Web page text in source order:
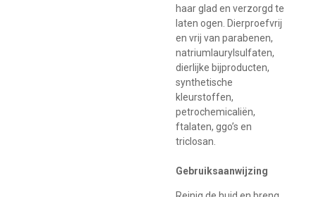
haar glad en verzorgd te
laten ogen. Dierproefvrij
en vrij van parabenen,
natriumlaurylsulfaten,
dierlijke bijproducten,
synthetische
kleurstoffen,
petrochemicaliën,
ftalaten, ggo’s en
triclosan.
Gebruiksaanwijzing